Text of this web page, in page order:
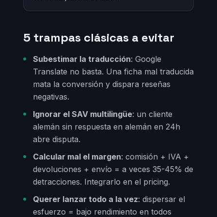
5 trampas clásicas a evitar
Subestimar la traducción: Google
Translate no basta. Una ficha mal traducida
mata la conversión y dispara reseñas
negativas.
Ignorar el SAV multilingüe: un cliente
alemán sin respuesta en alemán en 24h
abre disputa.
Calcular mal el margen: comisión + IVA +
devoluciones + envío = a veces 35-45% de
detracciones. Integrarlo en el pricing.
Querer lanzar todo a la vez: dispersar el
esfuerzo = bajo rendimiento en todos